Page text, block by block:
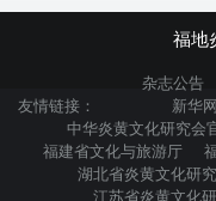
福地
杂志公告
友情链接：
新华网
中华炎黄文化研究会
福建省文化与旅游厅
湖北省炎黄文化研
江苏省炎黄文化